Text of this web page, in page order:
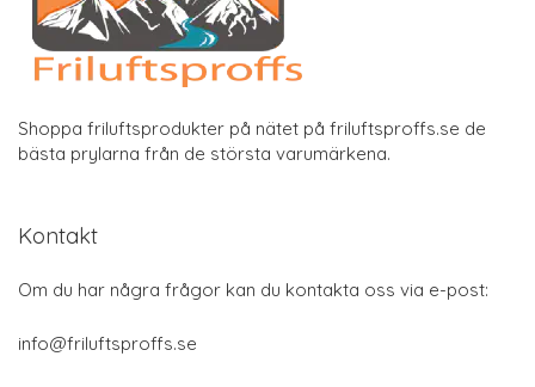
Shoppa friluftsprodukter på nätet på friluftsproffs.se de
bästa prylarna från de största varumärkena.
Kontakt
Om du har några frågor kan du kontakta oss via e-post:
info@friluftsproffs.se